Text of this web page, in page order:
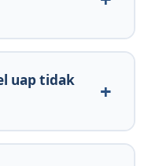
uap tidak